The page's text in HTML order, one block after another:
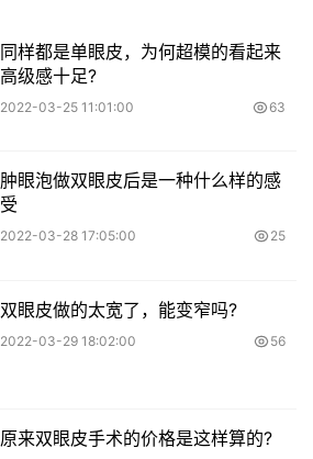
同样都是单眼皮，为何超模的看起来
高级感十足?
2022-03-25 11:01:00 63
肿眼泡做双眼皮后是一种什么样的感
受
2022-03-28 17:05:00 25
双眼皮做的太宽了，能变窄吗?
2022-03-29 18:02:00 56
原来双眼皮手术的价格是这样算的?